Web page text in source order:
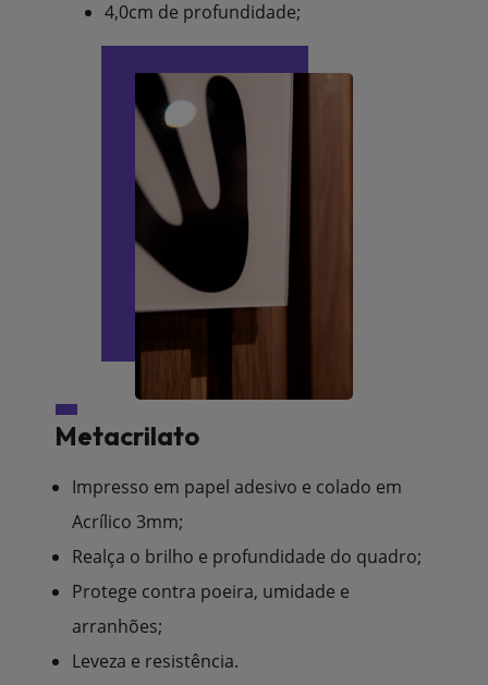
4,0cm de profundidade;
Metacrilato
Impresso em papel adesivo e colado em
Acrílico 3mm;
Realça o brilho e profundidade do quadro;
Protege contra poeira, umidade e
arranhões;
Leveza e resistência.